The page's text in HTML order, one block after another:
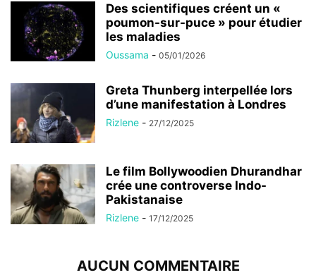
Des scientifiques créent un «
poumon-sur-puce » pour étudier
les maladies
Oussama - 05/01/2026
Greta Thunberg interpellée lors
d’une manifestation à Londres
Rizlene - 27/12/2025
Le film Bollywoodien Dhurandhar
crée une controverse Indo-
Pakistanaise
Rizlene - 17/12/2025
AUCUN COMMENTAIRE